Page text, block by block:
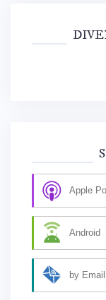
Apple
Android
by Email